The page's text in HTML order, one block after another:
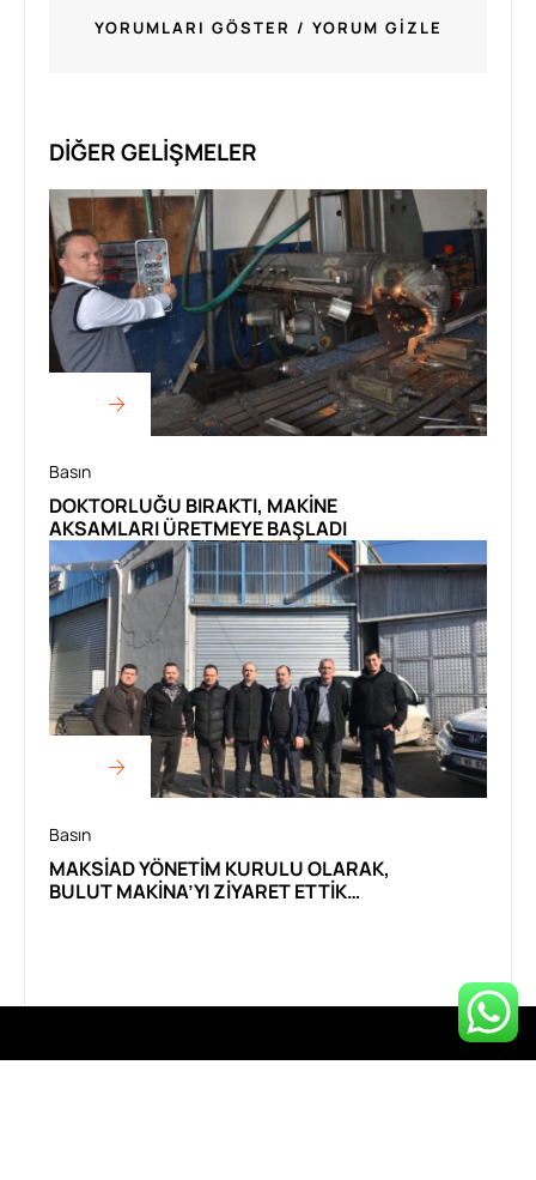
YORUMLARI GÖSTER / YORUM GIZLE
DIĞER GELIŞMELER
Basın
DOKTORLUĞU BIRAKTI, MAKINE
AKSAMLARI ÜRETMEYE BAŞLADI
Basın
MAKSİAD YÖNETİM KURULU OLARAK,
BULUT MAKİNA’YI ZİYARET ETTİK…